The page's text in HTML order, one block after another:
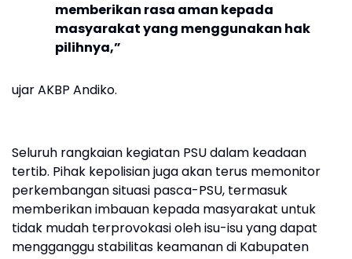
memberikan rasa aman kepada
masyarakat yang menggunakan hak
pilihnya,”
ujar AKBP Andiko.
Seluruh rangkaian kegiatan PSU dalam keadaan
tertib. Pihak kepolisian juga akan terus memonitor
perkembangan situasi pasca-PSU, termasuk
memberikan imbauan kepada masyarakat untuk
tidak mudah terprovokasi oleh isu-isu yang dapat
mengganggu stabilitas keamanan di Kabupaten